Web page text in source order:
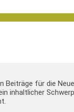
Beiträge für die
inhaltlicher